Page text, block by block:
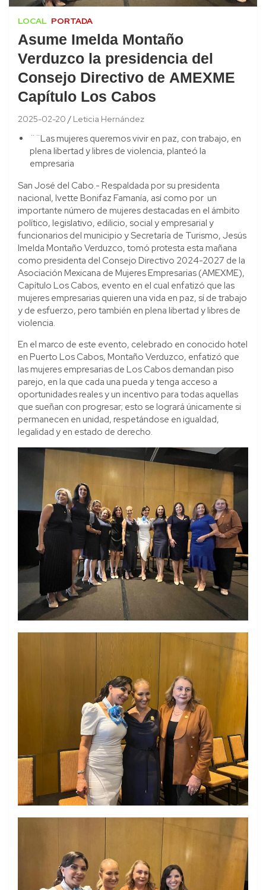
LOCAL PORTADA
Asume Imelda Montaño
Verduzco la presidencia del
Consejo Directivo de AMEXME
Capítulo Los Cabos
2025-02-20 Leticia Hernández
¨¨Las mujeres queremos vivir en paz, con trabajo, en
plena libertad y libres de violencia, planteó la
empresaria
San José del Cabo.- Respaldada por su presidenta
nacional, Ivette Bonifaz Famanía, así como por un
importante número de mujeres destacadas en el ámbito
político, legislativo, edilicio, social y empresarial y
funcionarios del municipio y Secretaría de Turismo, Jesús
Imelda Montaño Verduzco, tomó protesta esta mañana
como presidenta del Consejo Directivo 2024-2027 de la
Asociación Mexicana de Mujeres Empresarias (AMEXME),
Capítulo Los Cabos, evento en el cual enfatizó que las
mujeres empresarias quieren una vida en paz, sí de trabajo
y de esfuerzo, pero también en plena libertad y libres de
violencia.
En el marco de este evento, celebrado en conocido hotel
en Puerto Los Cabos, Montaño Verduzco, enfatizó que
las mujeres empresarias de Los Cabos demandan piso
parejo, en la que cada una pueda y tenga acceso a
oportunidades reales y un incentivo para todas aquellas
que sueñan con progresar; esto se logrará únicamente si
permanecen en unidad, respetándose en igualdad,
legalidad y en estado de derecho.